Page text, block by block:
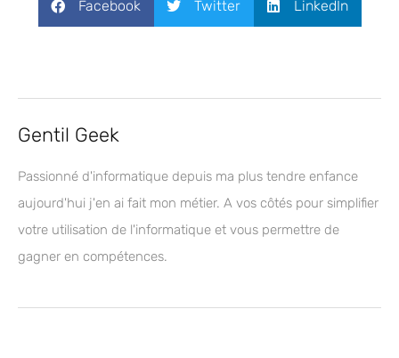
Facebook Twitter LinkedIn
Gentil Geek
Passionné d'informatique depuis ma plus tendre enfance
aujourd'hui j'en ai fait mon métier. A vos côtés pour simplifier
votre utilisation de l'informatique et vous permettre de
gagner en compétences.